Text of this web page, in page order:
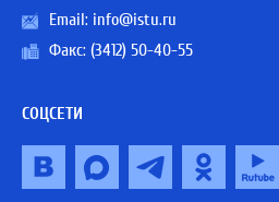
Email: info@istu.ru
Факс: (3412) 50-40-55
СОЦСЕТИ